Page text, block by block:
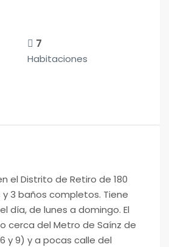
7
Habitaciones
el Distrito de Retiro de 180
y 3 baños completos. Tiene
día, de lunes a domingo. El
cerca del Metro de Saínz de
y 9) y a pocas calle del